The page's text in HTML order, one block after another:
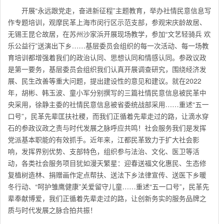
开展“永远跟党走，奋进新征程”主题教育，举办社情民意信息写
作专题培训，观摩民革上海市闵行区示范支部，参观宋庆龄故居、
无锡王昆仑故居，在苏州沙家浜开展现场教学，参加“文艺轻骑兵 欢
乐公益行”送演出下乡……基层委员会组织的每一次活动、每一场教
育培训都增强着我们的政治认同、思想认同和情感认同。参政议政
是第一要务，基层委员会组织我们认真开展调查研究，围绕经济发
展、民生改善等重大问题，提出建设性的意见和建议。就在2022
年，胡彬、韩玉波、童小军分别撰写的三篇社情民意信息被民革中
央采用，徐静主委的社情民意信息被省委统战部采用……重述“五一
口号”，民革先辈匡扶社稷，而我们正循着先辈走过的路，让滴水穿
石的参政议政之责与时代发展之脉呼应共鸣！社会服务我们是发挥
党派基本职能的有效抓手。近年来，江都民革致力于扩大社会影
响，发挥界别优势、支部特色，组织参与法治、文化、医卫等活
动，各类社会服务项目犹如漫天繁星：迎春送福文化惠民、生态修
复植树造林、捐赠画作定点帮扶、送法下乡法律宣传、送医下乡暖
冬行动、“呵护雏鹰健康”关爱留守儿童……重述“五一口号”，民革先
辈奉献博爱，我们正循着先辈走过的路，让创新务实的服务品牌之
质与时代发展之脉合拍共振！